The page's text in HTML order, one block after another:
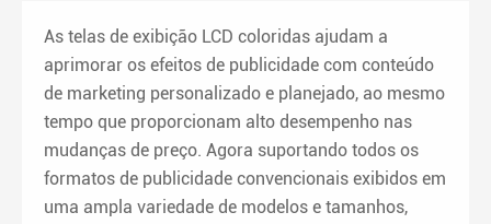
As telas de exibição LCD coloridas ajudam a
aprimorar os efeitos de publicidade com conteúdo
de marketing personalizado e planejado, ao mesmo
tempo que proporcionam alto desempenho nas
mudanças de preço. Agora suportando todos os
formatos de publicidade convencionais exibidos em
uma ampla variedade de modelos e tamanhos,